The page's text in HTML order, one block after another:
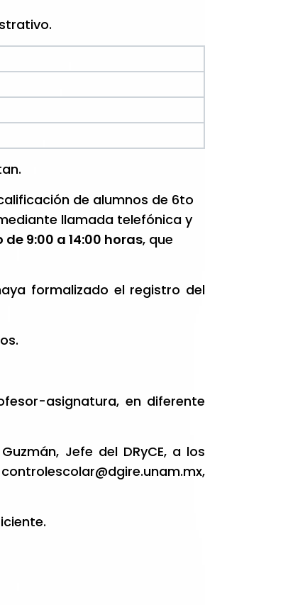
de alumnos de 6to
llamada telefónica y
de 9:00 a 14:00 horas, que
formalizado el registro del
asignatura, en diferente
Jefe del DRyCE, a los
controlescolar@dgire.unam.mx,